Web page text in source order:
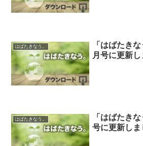
はばたきなう。
「はばたき
月号に更新し
はばたきなう。
「はばたき
号に更新しま